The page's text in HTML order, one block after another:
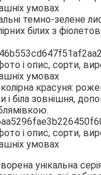
темно-зелене
білих з
красуня:
і біла зовнішня,
унікальна